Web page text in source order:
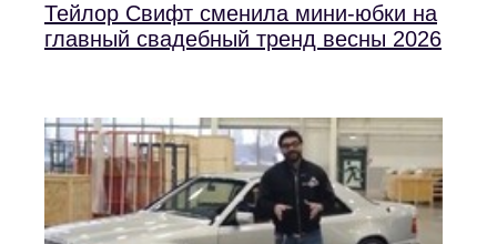
Тейлор Свифт сменила мини-юбки на
главный свадебный тренд весны 2026